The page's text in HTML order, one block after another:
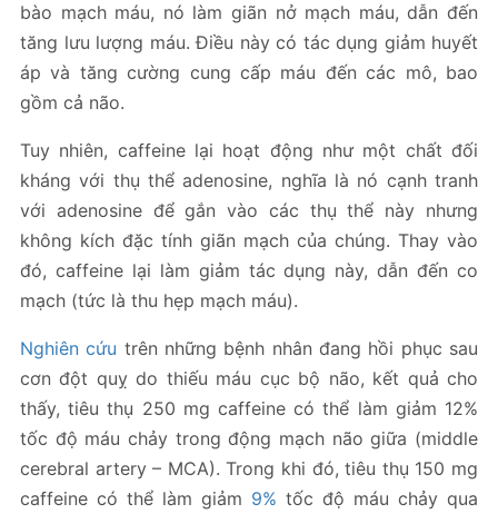
bào mạch máu, nó làm giãn nở mạch máu, dẫn đến
tăng lưu lượng máu. Điều này có tác dụng giảm huyết
áp và tăng cường cung cấp máu đến các mô, bao
gồm cả não.
Tuy nhiên, caffeine lại hoạt động như một chất đối
kháng với thụ thể adenosine, nghĩa là nó cạnh tranh
với adenosine để gắn vào các thụ thể này nhưng
không kích đặc tính giãn mạch của chúng. Thay vào
đó, caffeine lại làm giảm tác dụng này, dẫn đến co
mạch (tức là thu hẹp mạch máu).
Nghiên cứu trên những bệnh nhân đang hồi phục sau
cơn đột quỵ do thiếu máu cục bộ não, kết quả cho
thấy, tiêu thụ 250 mg caffeine có thể làm giảm 12%
tốc độ máu chảy trong động mạch não giữa (middle
cerebral artery – MCA). Trong khi đó, tiêu thụ 150 mg
caffeine có thể làm giảm 9% tốc độ máu chảy qua